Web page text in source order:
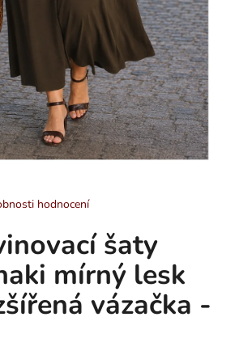
hodnocení
šaty
mírný lesk
vázačka -